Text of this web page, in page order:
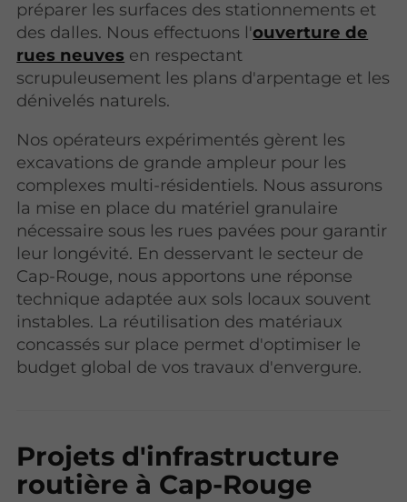
préparer les surfaces des stationnements et
des dalles. Nous effectuons l'ouverture de
rues neuves en respectant
scrupuleusement les plans d'arpentage et les
dénivelés naturels.
Nos opérateurs expérimentés gèrent les
excavations de grande ampleur pour les
complexes multi-résidentiels. Nous assurons
la mise en place du matériel granulaire
nécessaire sous les rues pavées pour garantir
leur longévité. En desservant le secteur de
Cap-Rouge, nous apportons une réponse
technique adaptée aux sols locaux souvent
instables. La réutilisation des matériaux
concassés sur place permet d'optimiser le
budget global de vos travaux d'envergure.
Projets d'infrastructure
routière à Cap-Rouge